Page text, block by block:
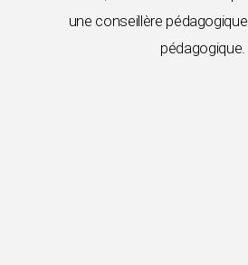
une conseillère
pédagogique.